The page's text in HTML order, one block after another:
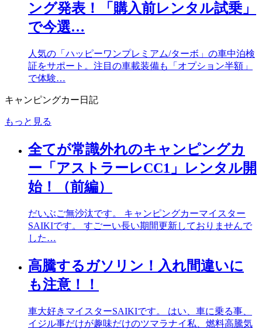
ング発表！「購入前レンタル試乗」
で今選…
人気の「ハッピーワンプレミアム/ターボ」の車中泊検
証をサポート。注目の車載装備も「オプション半額」
で体験…
キャンピングカー日記
もっと見る
全てが常識外れのキャンピングカ
ー「アストラーレCC1」レンタル開
始！（前編）
だいぶご無沙汰です。 キャンピングカーマイスター
SAIKIです。 すごーい長い期間更新しておりませんで
した…
高騰するガソリン！入れ間違いに
も注意！！
車大好きマイスターSAIKIです。 はい、車に乗る事、
イジル事だけが趣味だけのツマラナイ私、燃料高騰気